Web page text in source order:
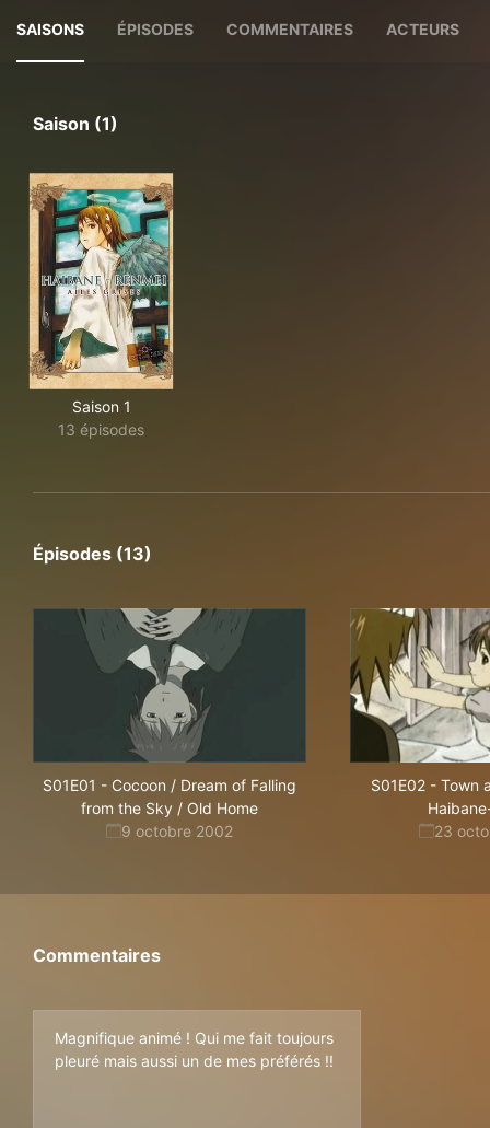
SAISONS ÉPISODES COMMENTAIRES ACTEURS
Saison (1)
Saison 1
13 épisodes
Épisodes (13)
S01E01 - Cocoon / Dream of Falling
from the Sky / Old Home
9 octobre 2002
S01E02- Town
23
Commentaires
Magnifique animé ! Qui me fait toujours
pleuré mais aussi un de mes préférés !!